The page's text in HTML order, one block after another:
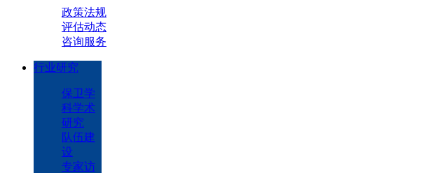
政策法规
评估动态
咨询服务
行业研究
保卫学
科学术
研究
队伍建
设
专家访